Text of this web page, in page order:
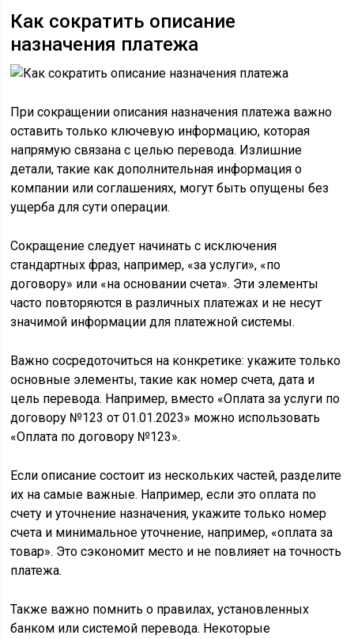
Как сократить описание
назначения платежа
При сокращении описания назначения платежа важно
оставить только ключевую информацию, которая
напрямую связана с целью перевода. Излишние
детали, такие как дополнительная информация о
компании или соглашениях, могут быть опущены без
ущерба для сути операции.
Сокращение следует начинать с исключения
стандартных фраз, например, «за услуги», «по
договору» или «на основании счета». Эти элементы
часто повторяются в различных платежах и не несут
значимой информации для платежной системы.
Важно сосредоточиться на конкретике: укажите только
основные элементы, такие как номер счета, дата и
цель перевода. Например, вместо «Оплата за услуги по
договору №123 от 01.01.2023» можно использовать
«Оплата по договору №123».
Если описание состоит из нескольких частей, разделите
их на самые важные. Например, если это оплата по
счету и уточнение назначения, укажите только номер
счета и минимальное уточнение, например, «оплата за
товар». Это сэкономит место и не повлияет на точность
платежа.
Также важно помнить о правилах, установленных
банком или системой перевода. Некоторые